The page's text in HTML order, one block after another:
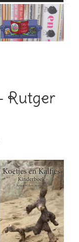
Rutger